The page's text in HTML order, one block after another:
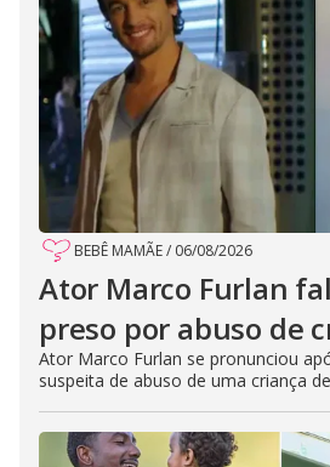
BEBÊ MAMÃE/ 06/08/2026
Ator Marco Furlan
preso por abuso de
Ator Marco Furlan se pronunciou
suspeita de abuso de uma criança